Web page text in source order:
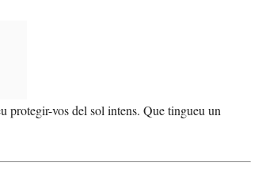
protegir-vos del sol intens. Que tingueu un